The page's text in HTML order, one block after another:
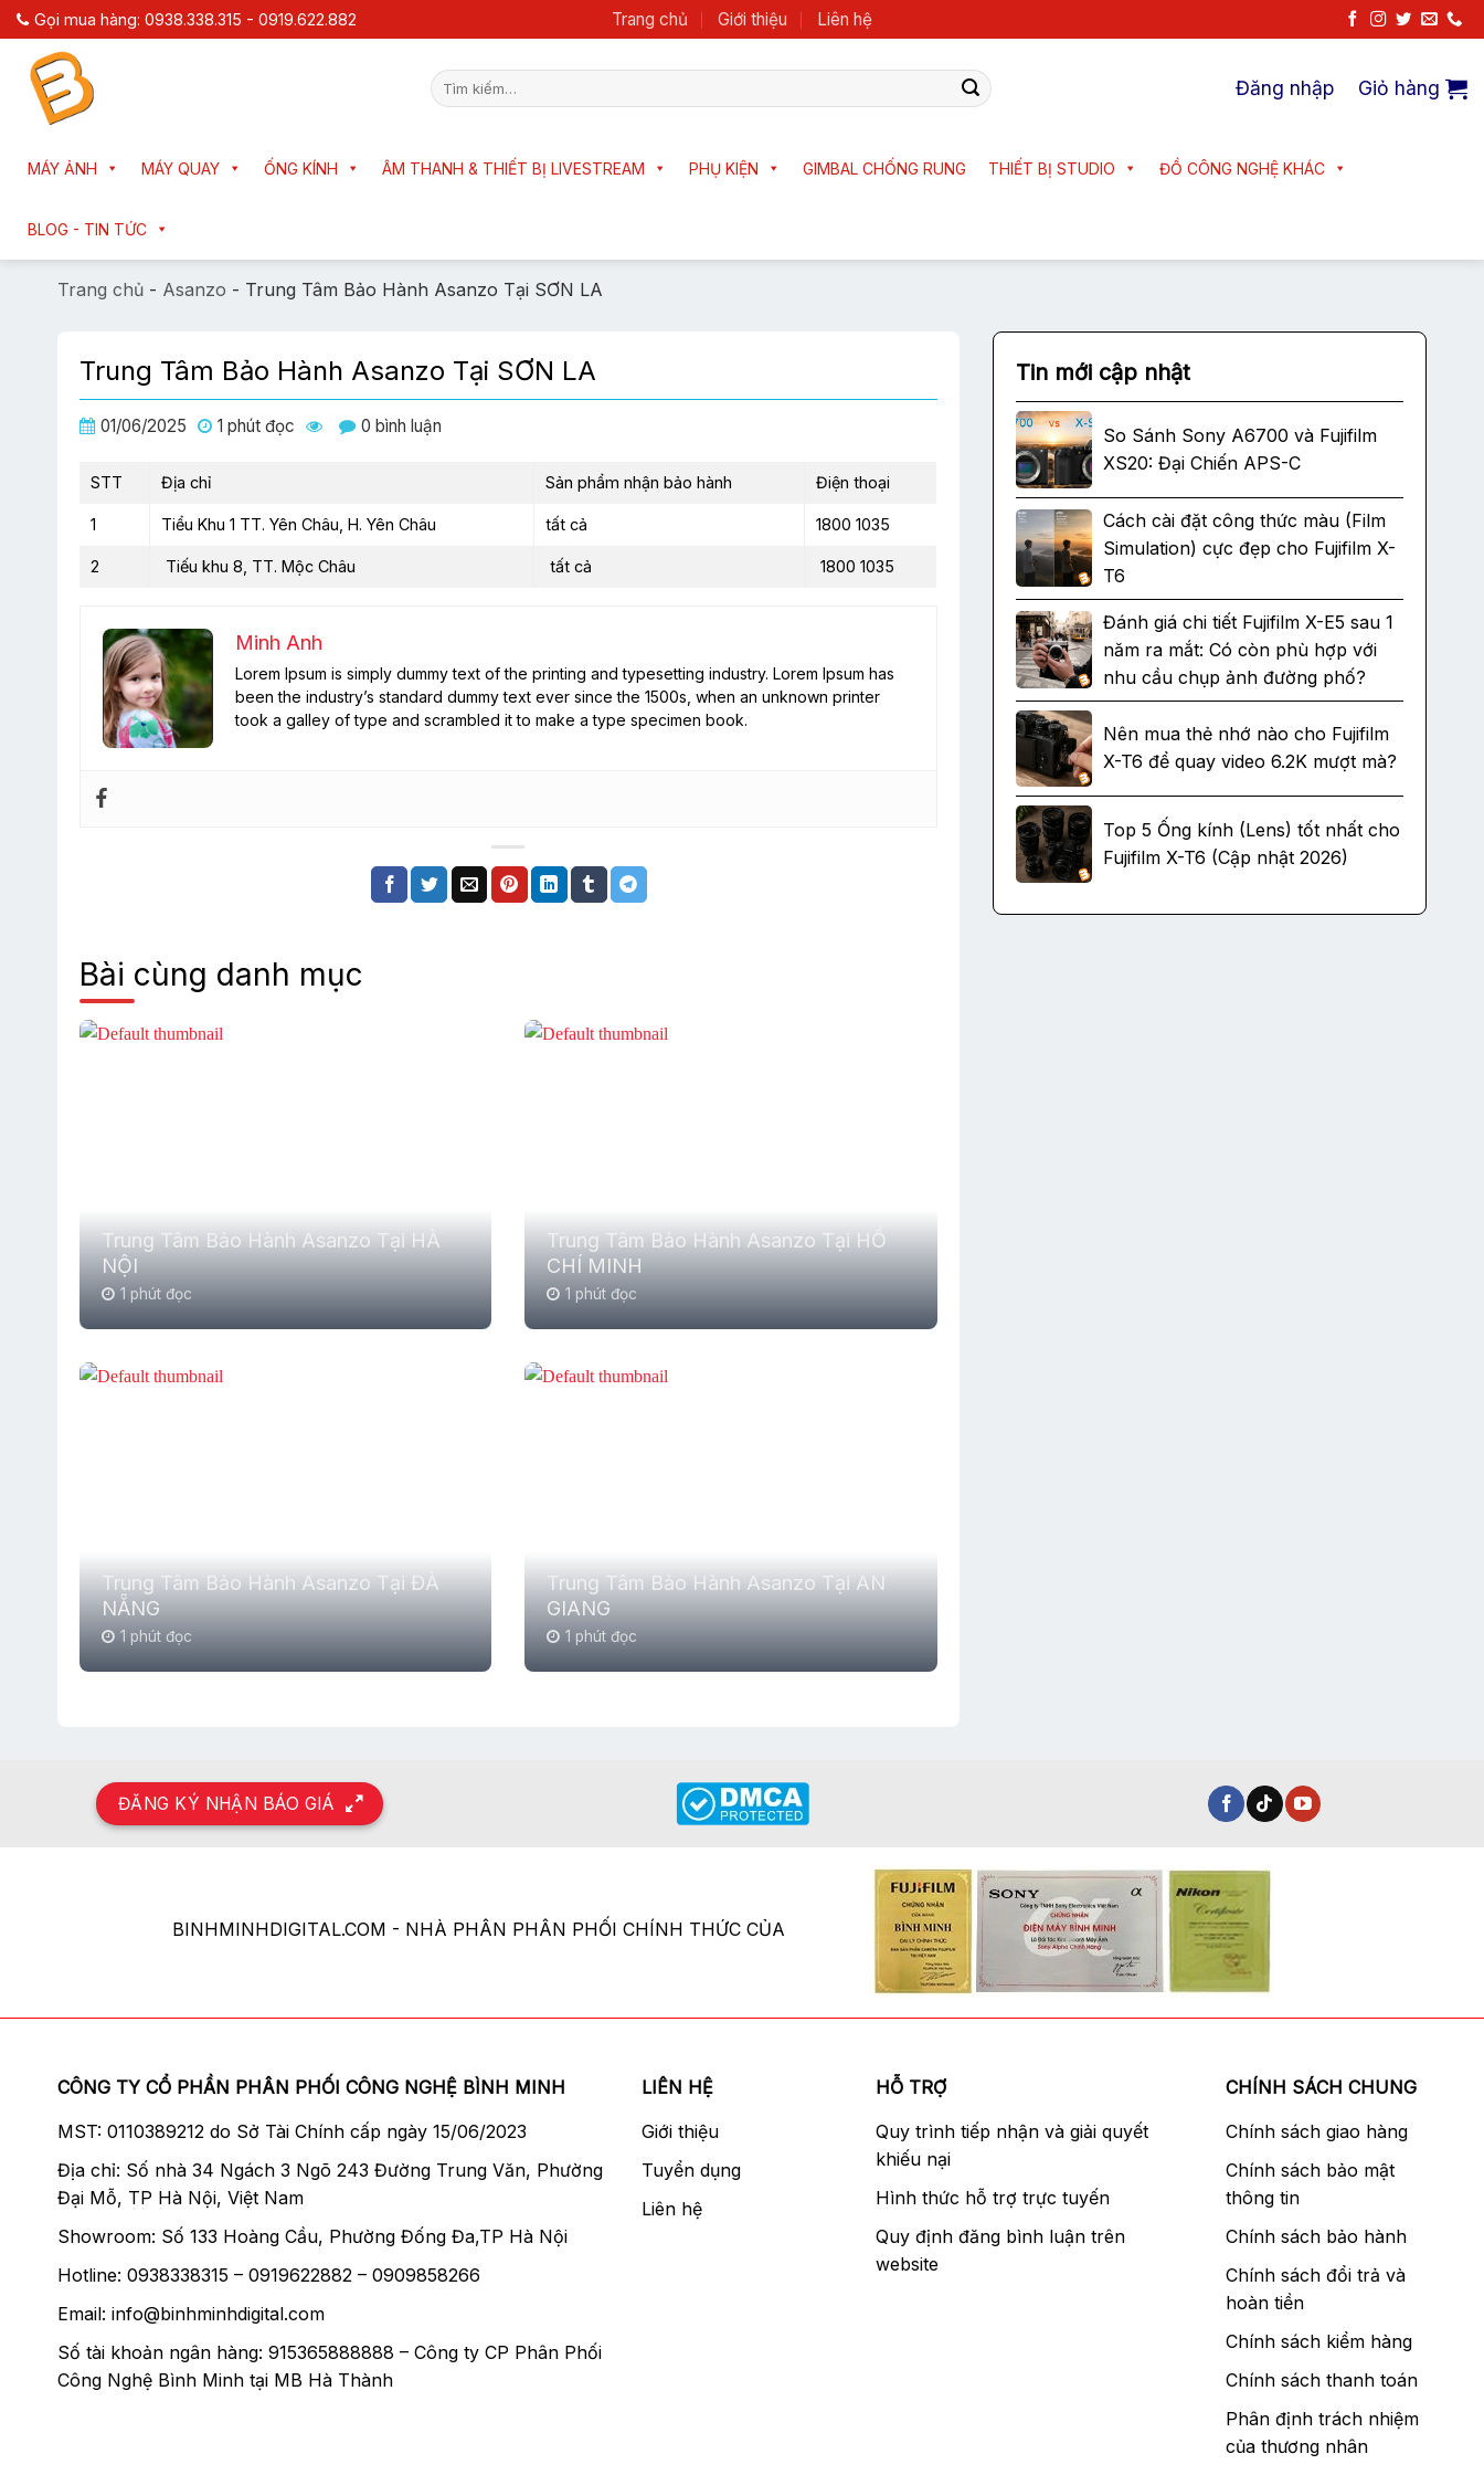
Chuyển
đến
dung
Gọi mua hàng: 0938.338.315 - 0919.622.882 Trang chủ Giới thiệu Liên hệ
Tìm
kiếm:
Đăng nhập Giỏ hàng
MÁY ẢNH MÁY QUAY ỐNG KÍNH ÂM THANH & THIẾT BỊ LIVESTREAM PHỤ KIỆN GIMBAL CHỐNG RUNG THIẾT BỊ STUDIO ĐỒ CÔNG NGHỆ KHÁC
BLOG - TIN TỨC
Trang chủ - Asanzo - Trung Tâm Bảo Hành Asanzo Tại SƠN LA
Trung Tâm Bảo Hành Asanzo Tại SƠN LA
01/06/2025 1 phút đọc 0 bình luận
STT Địa chỉ Sản phẩm nhận bảo hành Điện thoại
1 Tiểu Khu 1 TT. Yên Châu, H. Yên Châu tất cả 1800 1035
2 Tiếu khu 8, TT. Mộc Châu tất cả 1800 1035
Minh Anh
Lorem Ipsum is simply dummy text of the printing and typesetting industry. Lorem Ipsum has
been the industry’s standard dummy text ever since the 1500s, when an unknown printer
took a galley of type and scrambled it to make a type specimen book.
Bài cùng danh mục
Trung Tâm Bảo Hành Asanzo Tại HÀ
NỘI
1 phút đọc
Trung Tâm Bảo Hành Asanzo Tại HỒ
CHÍ MINH
1 phút đọc
Trung Tâm Bảo Hành Asanzo Tại ĐÀ
NẴNG
1 phút đọc
Trung Tâm Bảo Hành Asanzo Tại AN
GIANG
1 phút đọc
Tin mới cập nhật
So Sánh Sony A6700 và Fujifilm
XS20: Đại Chiến APS-C
Cách cài đặt công thức màu (Film
Simulation) cực đẹp cho Fujifilm X-
T6
Đánh giá chi tiết Fujifilm X-E5 sau 1
năm ra mắt: Có còn phù hợp với
nhu cầu chụp ảnh đường phố?
Nên mua thẻ nhớ nào cho Fujifilm
X-T6 để quay video 6.2K mượt mà?
Top 5 Ống kính (Lens) tốt nhất cho
Fujifilm X-T6 (Cập nhật 2026)
ĐĂNG KÝ NHẬN BÁO GIÁ
BINHMINHDIGITAL.COM - NHÀ PHÂN PHÂN PHỐI CHÍNH THỨC CỦA
CÔNG TY CỔ PHẦN PHÂN PHỐI CÔNG NGHỆ BÌNH MINH
MST: 0110389212 do Sở Tài Chính cấp ngày 15/06/2023
Địa chỉ: Số nhà 34 Ngách 3 Ngõ 243 Đường Trung Văn, Phường
Đại Mỗ, TP Hà Nội, Việt Nam
Showroom: Số 133 Hoàng Cầu, Phường Đống Đa,TP Hà Nội
Hotline: 0938338315 – 0919622882 – 0909858266
Email: info@binhminhdigital.com
Số tài khoản ngân hàng: 915365888888 – Công ty CP Phân Phối
Công Nghệ Bình Minh tại MB Hà Thành
LIÊN HỆ
Giới thiệu
Tuyển dụng
Liên hệ
HỖ TRỢ
Quy trình tiếp nhận và giải quyết
khiếu nại
Hình thức hỗ trợ trực tuyến
Quy định đăng bình luận trên
website
CHÍNH SÁCH CHUNG
Chính sách giao hàng
Chính sách bảo mật
thông tin
Chính sách bảo hành
Chính sách đổi trả và
hoàn tiền
Chính sách kiểm hàng
Chính sách thanh toán
Phân định trách nhiệm
của thương nhân